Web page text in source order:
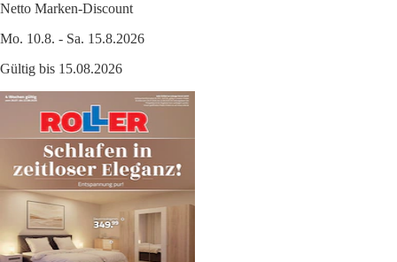
Netto Marken-Discount
Mo. 10.8. - Sa. 15.8.2026
Gültig bis 15.08.2026